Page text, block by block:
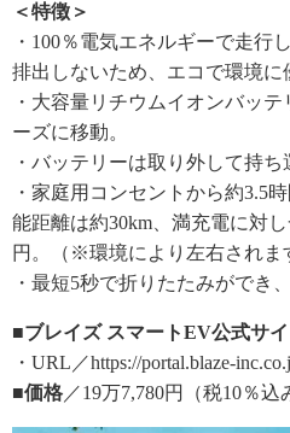
＜特徴＞
・100％電気エネルギーで走行
排出しないため、エコで環境に
・大容量リチウムイオンバッ
ーズに移動。
・バッテリーは取り外して持ち
・家庭用コンセントから約3.5
能距離は約30km、満充電に対
円。（※環境により左右されま
・最短5秒で折りたたみができ
■ブレイズ スマートEV公式サイ
・URL／https://portal.blaze-
■価格／19万7,780円（税10％込